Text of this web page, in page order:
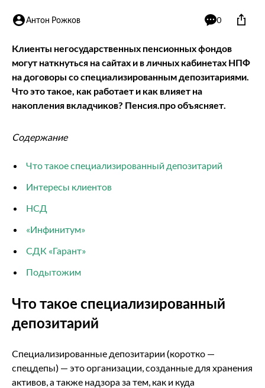
Антон Рожков 0
Клиенты негосударственных пенсионных фондов
могут наткнуться на сайтах и в личных кабинетах НПФ
на договоры со специализированным депозитариями.
Что это такое, как работает и как влияет на
накопления вкладчиков? Пенсия.про объясняет.
Содержание
Что такое специализированный депозитарий
Интересы клиентов
НСД
«Инфинитум»
СДК «Гарант»
Подытожим
Что такое специализированный
депозитарий
Специализированные депозитарии (коротко —
спецдепы) — это организации, созданные для хранения
активов, а также надзора за тем, как и куда